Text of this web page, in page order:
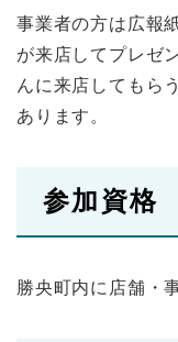
事業者の方は広報
が来店してプレゼ
んに来店してもら
あります。
参加資格
勝央町内に店舗・